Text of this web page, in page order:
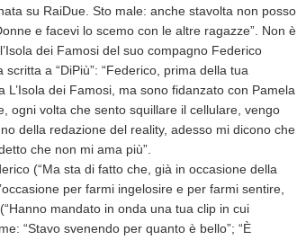
su RaiDue. Sto male: anche stavolta non posso
e facevi lo scemo con le altre ragazze”. Non è
dei Famosi del suo compagno Federico
a “DiPiù”: “Federico, prima della tua
dei Famosi, ma sono fidanzato con Pamela
ogni volta che sento squillare il cellulare, vengo
della redazione del reality, adesso mi dicono che
che non mi ama più”.
(“Ma sta di fatto che, già in occasione della
per farmi ingelosire e per farmi sentire,
mandato in onda una tua clip in cui
“Stavo svenendo per quanto è bello”; “È